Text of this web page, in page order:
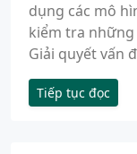
dụng các mô
kiểm tra những
Giải quyết vấn
Tiếp tục đọc